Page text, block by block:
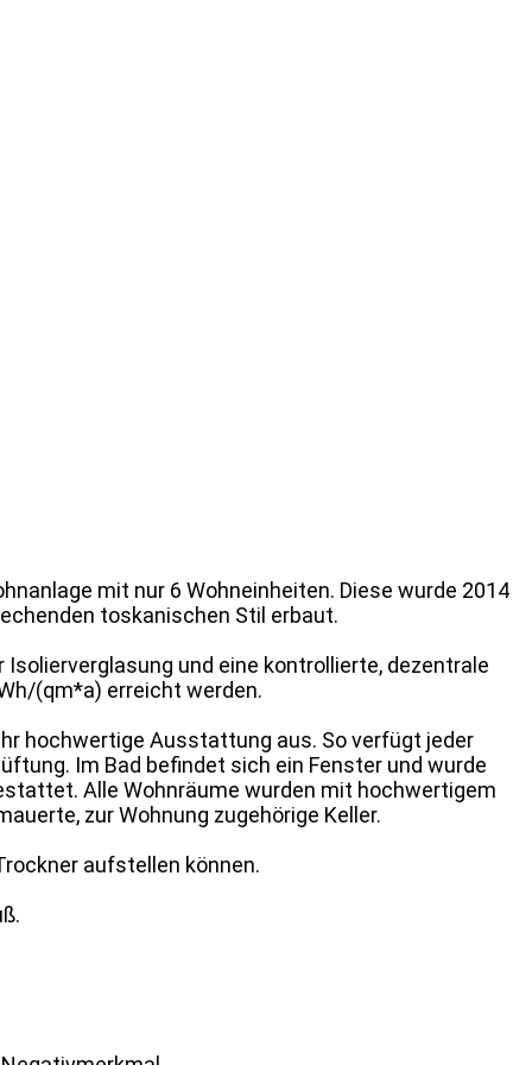
mit nur 6 Wohneinheiten. Diese wurde 2014
toskanischen Stil erbaut.
und eine kontrollierte, dezentrale
(qm*a) erreicht werden.
hochwertige Ausstattung aus. So verfügt jeder
Im Bad befindet sich ein Fenster und wurde
Alle Wohnräume wurden mit hochwertigem
zur Wohnung zugehörige Keller.
aufstellen können.